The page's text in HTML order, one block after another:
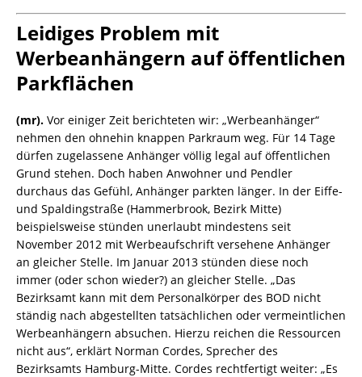
Leidiges Problem mit
Werbeanhängern auf öffentlichen
Parkflächen
(mr). Vor einiger Zeit berichteten wir: „Werbeanhänger“
nehmen den ohnehin knappen Parkraum weg. Für 14 Tage
dürfen zugelassene Anhänger völlig legal auf öffentlichen
Grund stehen. Doch haben Anwohner und Pendler
durchaus das Gefühl, Anhänger parkten länger. In der Eiffe-
und Spaldingstraße (Hammerbrook, Bezirk Mitte)
beispielsweise stünden unerlaubt mindestens seit
November 2012 mit Werbeaufschrift versehene Anhänger
an gleicher Stelle. Im Januar 2013 stünden diese noch
immer (oder schon wieder?) an gleicher Stelle. „Das
Bezirksamt kann mit dem Personalkörper des BOD nicht
ständig nach abgestellten tatsächlichen oder vermeintlichen
Werbeanhängern absuchen. Hierzu reichen die Ressourcen
nicht aus“, erklärt Norman Cordes, Sprecher des
Bezirksamts Hamburg-Mitte. Cordes rechtfertigt weiter: „Es